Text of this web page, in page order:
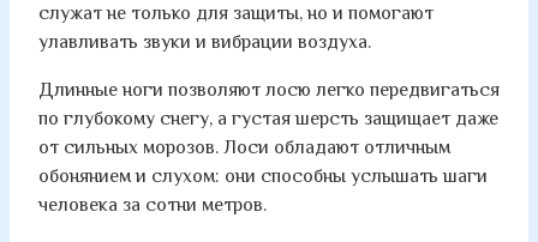
служат не только для защиты, но и помогают
улавливать звуки и вибрации воздуха.
Длинные ноги позволяют лосю легко передвигаться
по глубокому снегу, а густая шерсть защищает даже
от сильных морозов. Лоси обладают отличным
обонянием и слухом: они способны услышать шаги
человека за сотни метров.